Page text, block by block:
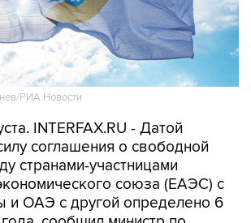
РИА Новости
INTERFAX.RU - Датой
соглашения о свободной
странами-участницами
союза (ЕАЭС) с
и ОАЭ с другой определено 6